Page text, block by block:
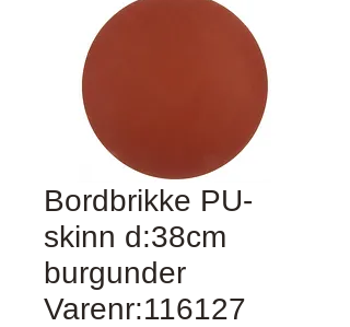
Bordbrikke PU-
skinn d:38cm
burgunder
Varenr:116127